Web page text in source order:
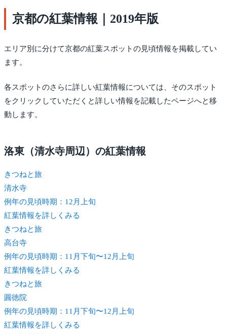
京都の紅葉情報｜2019年版
エリア別に分けて京都の紅葉スポットの見頃情報を掲載してい
ます。
各スポットのさらに詳しい紅葉情報については、そのスポット
をクリックしていただくと詳しい情報を記載したページへと移
動します。
洛東（清水寺周辺）の紅葉情報
きつねと旅
清水寺
例年の見頃時期：12月上旬
紅葉情報を詳しくみる
きつねと旅
高台寺
例年の見頃時期：11月下旬〜12月上旬
紅葉情報を詳しくみる
きつねと旅
圓徳院
例年の見頃時期：11月下旬〜12月上旬
紅葉情報を詳しくみる